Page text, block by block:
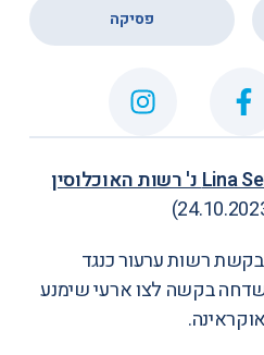
פסיקה
Lina Semko נ' רשות האוכלוסין
רשות ערעור כנגד
בקשה לצו ארעי שימנע